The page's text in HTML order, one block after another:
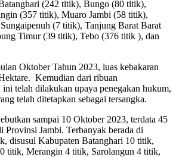
(242 titik), Bungo (80 titik),
(357 titik), Muaro Jambi (58 titik),
(7 titik), Tanjung Barat Barat
Timur (39 titik), Tebo (376 titik ), dan
Oktober Tahun 2023, luas kebakaran
Kemudian dari ribuan
ini telah dilakukan upaya penegakan hukum,
telah ditetapkan sebagai tersangka.
sampai 10 Oktober 2023, terdata 45
Jambi. Terbanyak berada di
disusul Kabupaten Batanghari 10 titik,
titik, Merangin 4 titik, Sarolangun 4 titik,